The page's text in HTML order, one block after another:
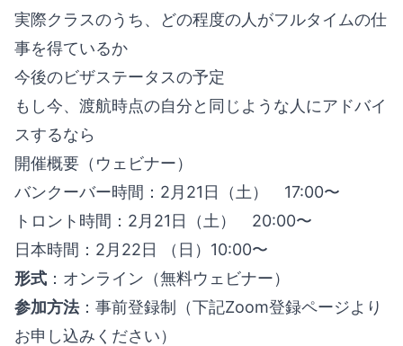
実際クラスのうち、どの程度の人がフルタイムの仕
事を得ているか
今後のビザステータスの予定
もし今、渡航時点の自分と同じような人にアドバイ
スするなら
開催概要（ウェビナー）
バンクーバー時間：2月21日（土） 17:00〜
トロント時間：2月21日（土） 20:00〜
日本時間：2月22日 （日）10:00〜
形式 ：オンライン（無料ウェビナー）
参加方法：事前登録制（下記Zoom登録ページより
お申し込みください）